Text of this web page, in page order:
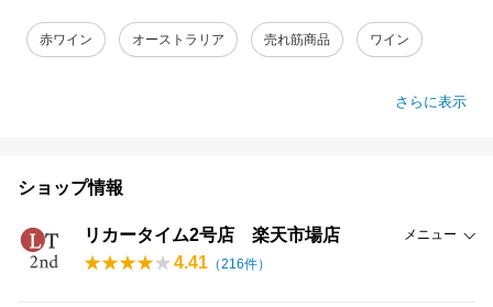
赤ワイン オーストラリア 売れ筋商品 ワイン
さらに表示
ショップ情報
リカータイム2号店 楽天市場店 メニュー
4.41 （216件）